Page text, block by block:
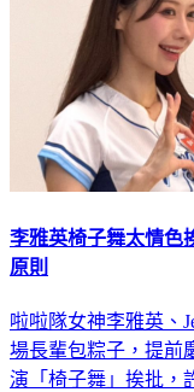
李雅英椅子舞太情
原則
啦啦隊女神李雅英、
場長輩包粽子，提前
演「椅子舞」挨批，